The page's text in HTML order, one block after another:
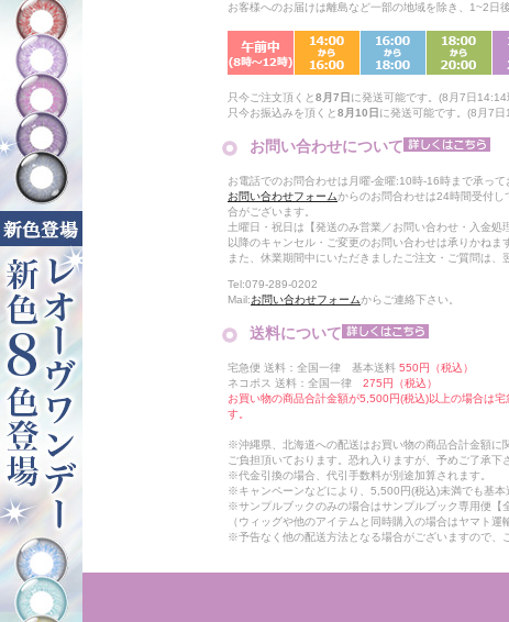
お客様へのお届けは離島など一部の地域を除き、1~2日
只今ご注文頂くと8月7日 に発送可能です。(8月7日14:14
只今お振込みを頂くと8月10日 に発送可能です。(8月7
お問い合わせについて
お電話でのお問合わせは月曜-金曜:10時-16時まで承って
お問い合わせフォームからのお問合わせは24時間受付
合がございます。
土曜日・祝日は【発送のみ営業／お問い合わせ・入金
以降のキャンセル・ご変更のお問い合わせは承りかねま
また、休業期間中にいただきましたご注文・ご質問は、
Tel:079-289-0202
Mail:お問い合わせフォームからご連絡下さい。
送料について
宅急便 送料：全国一律 基本送料 550円（税込）
ネコポス 送料：全国一律 275円（税込）
お買い物の商品合計金額が5,500円(税込)以上の場合は
す。
※沖縄県、北海道への配送はお買い物の商品合計金額に
ご負担頂いております。恐れ入りますが、予めご了承下
※代金引換の場合、代引手数料が別途加算されます。
※キャンペーンなどにより、5,500円(税込)未満でも基本
※サンプルブックのみの場合はサンプルブック専用便【
（ウィッグや他のアイテムと同時購入の場合はヤマト運
※予告なく他の配送方法となる場合がございますので、